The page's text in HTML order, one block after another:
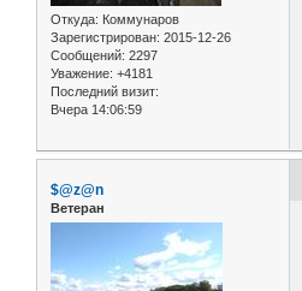
Откуда: Коммунаров
Зарегистрирован: 2015-12-26
Сообщений: 2297
Уважение: +4181
Последний визит:
Вчера 14:06:59
$@z@n
Ветеран